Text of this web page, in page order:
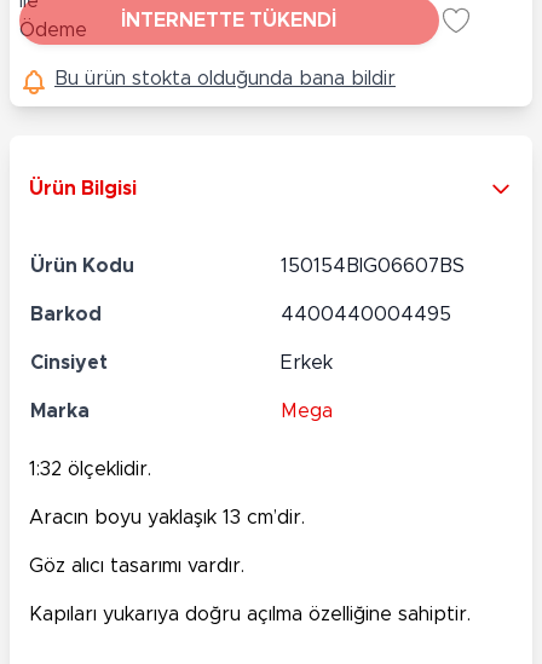
İNTERNETTE TÜKENDİ
Bu ürün stokta olduğunda bana bildir
Ürün Bilgisi
Ürün Kodu 150154BIG06607BS
Barkod 4400440004495
Cinsiyet Erkek
Marka Mega
1:32 ölçeklidir.
Aracın boyu yaklaşık 13 cm’dir.
Göz alıcı tasarımı vardır.
Kapıları yukarıya doğru açılma özelliğine sahiptir.